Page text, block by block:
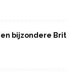
bijzondere Brit